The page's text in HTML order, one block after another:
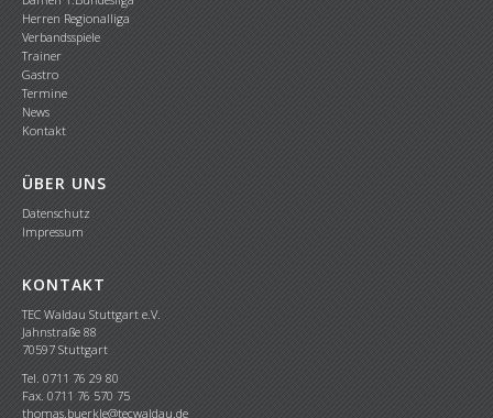
Herren Regionalliga
Verbandsspiele
Trainer
Gastro
Termine
News
Kontakt
ÜBER UNS
Datenschutz
Impressum
KONTAKT
TEC Waldau Stuttgart e.V.
Jahnstraße 88
70597 Stuttgart
Tel. 0711 76 29 80
Fax. 0711 76 570 75
thomas.buerkle@tecwaldau.de